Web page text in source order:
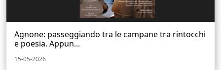
Agnone: passeggiando tra le campane tra rintocchi
e poesia. Appun...
15-05-2026